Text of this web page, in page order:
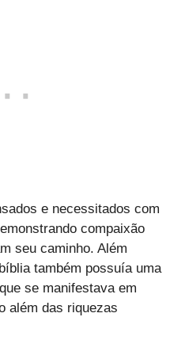
​​e necessitados com
compaixão
seu caminho. Além
também possuía uma
se manifestava em
além das riquezas